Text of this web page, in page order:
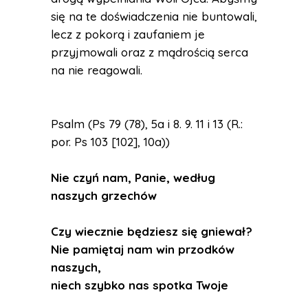
się na te doświadczenia nie buntowali,
lecz z pokorą i zaufaniem je
przyjmowali oraz z mądrością serca
na nie reagowali.
Psalm (Ps 79 (78), 5a i 8. 9. 11 i 13 (R.:
por. Ps 103 [102], 10a))
Nie czyń nam, Panie, według
naszych grzechów
Czy wiecznie będziesz się gniewał?
Nie pamiętaj nam win przodków
naszych,
niech szybko nas spotka Twoje